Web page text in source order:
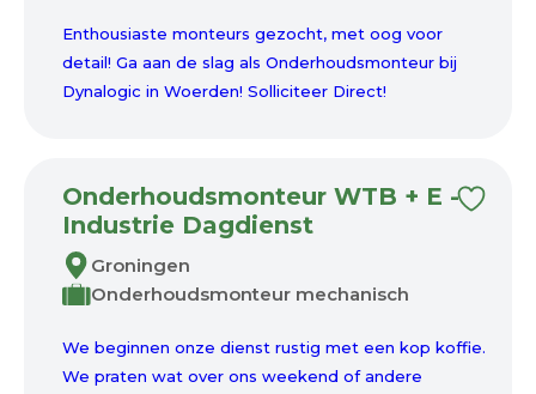
Enthousiaste monteurs gezocht, met oog voor
detail! Ga aan de slag als Onderhoudsmonteur bij
Dynalogic in Woerden! Solliciteer Direct!
Onderhoudsmonteur WTB + E -
Industrie Dagdienst
Groningen
Onderhoudsmonteur mechanisch
We beginnen onze dienst rustig met een kop koffie.
We praten wat over ons weekend of andere